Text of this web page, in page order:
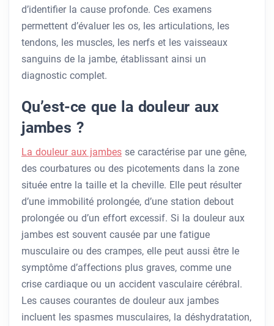
d’identifier la cause profonde. Ces examens
permettent d’évaluer les os, les articulations, les
tendons, les muscles, les nerfs et les vaisseaux
sanguins de la jambe, établissant ainsi un
diagnostic complet.
Qu’est-ce que la douleur aux
jambes ?
La douleur aux jambes se caractérise par une gêne,
des courbatures ou des picotements dans la zone
située entre la taille et la cheville. Elle peut résulter
d’une immobilité prolongée, d’une station debout
prolongée ou d’un effort excessif. Si la douleur aux
jambes est souvent causée par une fatigue
musculaire ou des crampes, elle peut aussi être le
symptôme d’affections plus graves, comme une
crise cardiaque ou un accident vasculaire cérébral.
Les causes courantes de douleur aux jambes
incluent les spasmes musculaires, la déshydratation,